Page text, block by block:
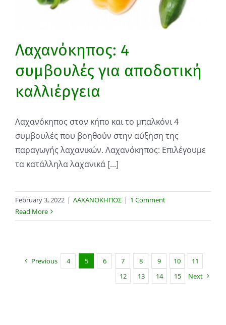
Λαχανόκηπος: 4
συμβουλές για αποδοτική
καλλιέργεια
Λαχανόκηπος στον κήπο και το μπαλκόνι 4
συμβουλές που βοηθούν στην αύξηση της
παραγωγής λαχανικών. Λαχανόκηπος: Επιλέγουμε
τα κατάλληλα λαχανικά [...]
February 3, 2022 | ΛΑΧΑΝΟΚΗΠΟΣ | 1 Comment
Read More
Previous 4 5 6 7 8 9 10
11
12
13 14 15 Next